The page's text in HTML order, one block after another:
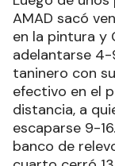
AMAD sacó
en la pintura y
adelantarse 4-
taninero con
efectivo en el
distancia, a
escaparse 9-
banco de